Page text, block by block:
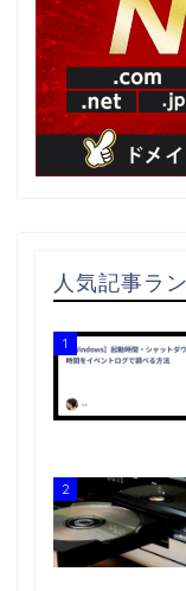
人気記事ラ
1
2